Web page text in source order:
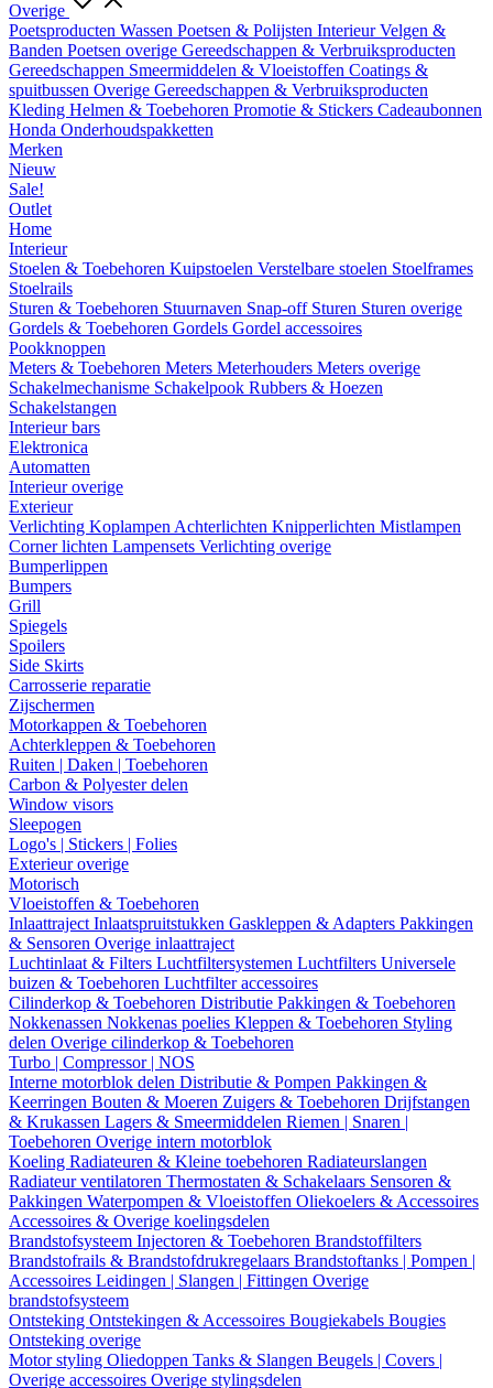
Overige
Poetsproducten Wassen Poetsen & Polijsten InterieurVelgen &
Banden Poetsen overige Gereedschappen & Verbruiksproducten
Gereedschappen Smeermiddelen & Vloeistoffen Coatings &
spuitbussen Overige Gereedschappen & Verbruiksproducten
Kleding Helmen & Toebehoren Promotie & Stickers Cadeaubonnen
Honda Onderhoudspakketten
Merken
Nieuw
Sale!
Outlet
Home
Interieur
Stoelen & Toebehoren Kuipstoelen Verstelbare stoelen Stoelframes
Stoelrails
Sturen & Toebehoren Stuurnaven Snap-off Sturen Sturen overige
Gordels & Toebehoren Gordels Gordel accessoires
Pookknoppen
Meters & Toebehoren Meters Meterhouders Meters overige
Schakelmechanisme Schakelpook Rubbers & Hoezen
Schakelstangen
Interieur bars
Elektronica
Automatten
Interieur overige
Exterieur
Verlichting Koplampen Achterlichten Knipperlichten Mistlampen
Corner lichten Lampensets Verlichting overige
Bumperlippen
Bumpers
Grill
Spiegels
Spoilers
Side Skirts
Carrosserie reparatie
Zijschermen
Motorkappen & Toebehoren
Achterkleppen & Toebehoren
Ruiten | Daken | Toebehoren
Carbon & Polyester delen
Window visors
Sleepogen
Logo's | Stickers | Folies
Exterieur overige
Motorisch
Vloeistoffen & Toebehoren
Inlaattraject Inlaatspruitstukken Gaskleppen & Adapters Pakkingen
& Sensoren Overige inlaattraject
Luchtinlaat & Filters Luchtfiltersystemen Luchtfilters Universele
buizen & Toebehoren Luchtfilter accessoires
Cilinderkop & Toebehoren Distributie Pakkingen & Toebehoren
Nokkenassen Nokkenas poelies Kleppen & Toebehoren Styling
delen Overige cilinderkop & Toebehoren
Turbo | Compressor | NOS
Interne motorblok delen Distributie & Pompen Pakkingen &
Keerringen Bouten & Moeren Zuigers & Toebehoren Drijfstangen
& Krukassen Lagers & Smeermiddelen Riemen | Snaren |
Toebehoren Overige intern motorblok
Koeling Radiateuren & Kleine toebehoren Radiateurslangen
Radiateur ventilatoren Thermostaten & Schakelaars Sensoren &
Pakkingen Waterpompen & Vloeistoffen Oliekoelers & Accessoires
Accessoires & Overige koelingsdelen
Brandstofsysteem Injectoren & Toebehoren Brandstoffilters
Brandstofrails & Brandstofdrukregelaars Brandstoftanks | Pompen |
Accessoires Leidingen | Slangen | Fittingen Overige
brandstofsysteem
Ontsteking Ontstekingen & Accessoires Bougiekabels Bougies
Ontsteking overige
Motor styling Oliedoppen Tanks & Slangen Beugels | Covers |
Overige accessoires Overige stylingsdelen